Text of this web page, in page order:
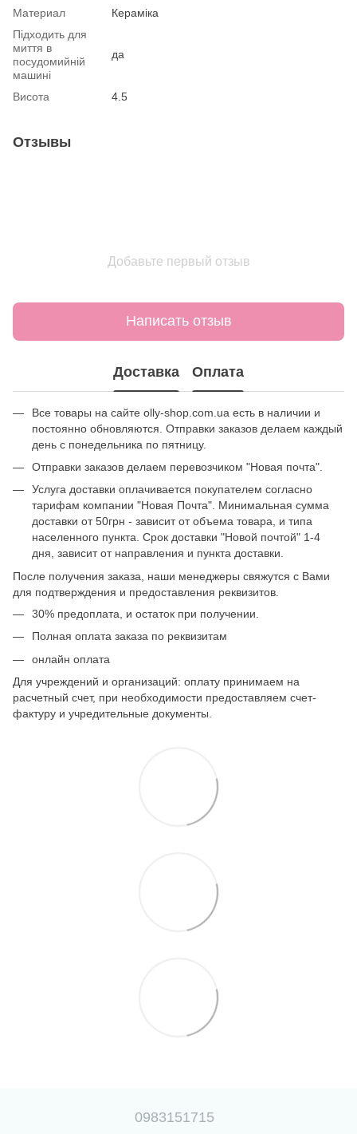
Материал
Кераміка
Підходить для
миття в
посудомийній
машині
да
Висота 4.5
Отзывы
Добавьте первый отзыв
Написать отзыв
Доставка Оплата
Все товары на сайте olly-shop.com.ua есть в наличии и
постоянно обновляются. Отправки заказов делаем каждый
день с понедельника по пятницу.
Отправки заказов делаем перевозчиком "Новая почта".
Услуга доставки оплачивается покупателем согласно
тарифам компании "Новая Почта". Минимальная сумма
доставки от 50грн - зависит от объема товара, и типа
населенного пункта. Срок доставки "Новой почтой" 1-4
дня, зависит от направления и пункта доставки.
После получения заказа, наши менеджеры свяжутся с Вами
для подтверждения и предоставления реквизитов.
30% предоплата, и остаток при получении.
Полная оплата заказа по реквизитам
онлайн оплата
Для учреждений и организаций: оплату принимаем на
расчетный счет, при необходимости предоставляем счет-
фактуру и учредительные документы.
0983151715